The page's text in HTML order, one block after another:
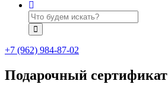
+7 (962) 984-87-02
Подарочный сертификат